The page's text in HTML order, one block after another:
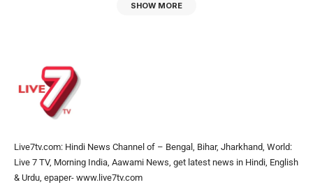
SHOW MORE
Live7tv.com: Hindi News Channel of – Bengal, Bihar, Jharkhand, World:
Live 7 TV, Morning India, Aawami News, get latest news in Hindi, English
& Urdu, epaper- www.live7tv.com